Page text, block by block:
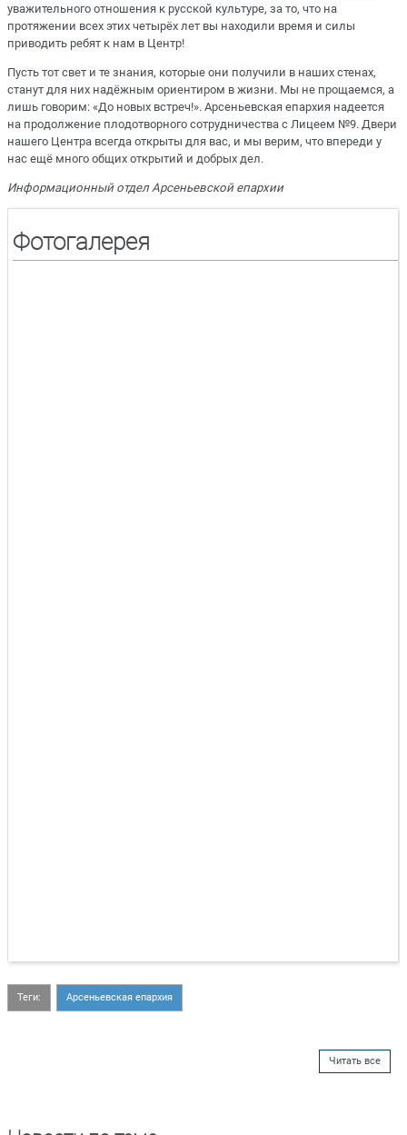
уважительного отношения к русской культуре, за то, что на
протяжении всех этих четырёх лет вы находили время и силы
приводить ребят к нам в Центр!
Пусть тот свет и те знания, которые они получили в наших стенах,
станут для них надёжным ориентиром в жизни. Мы не прощаемся, а
лишь говорим: «До новых встреч!». Арсеньевская епархия надеется
на продолжение плодотворного сотрудничества с Лицеем №9. Двери
нашего Центра всегда открыты для вас, и мы верим, что впереди у
нас ещё много общих открытий и добрых дел.
Информационный отдел Арсеньевской епархии
Фотогалерея
Теги: Арсеньевская епархия
Читать все